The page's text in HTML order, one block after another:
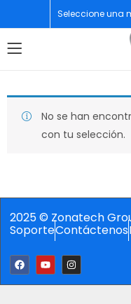
Seleccione una
No se han
con tu selección.
2025 © Zonatech
SoporteContáctenos